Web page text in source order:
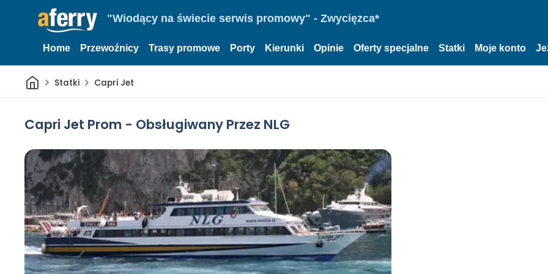
"Wiodący na świecie serwis promowy" - Zwycięzca*
Home Przewoźnicy Trasy promowe Porty Kierunki Opinie Oferty specjalne Statki Moje konto
DomStatki Capri Jet
Capri Jet Prom - Obsługiwany Przez NLG